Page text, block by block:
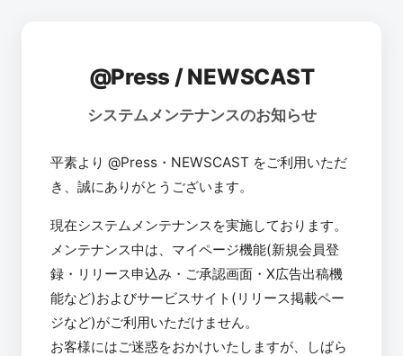
@Press / NEWSCAST
システムメンテナンスのお知らせ
平素より @Press・NEWSCAST をご利用いただ
き、誠にありがとうございます。
現在システムメンテナンスを実施しております。
メンテナンス中は、マイページ機能(新規会員登
録・リリース申込み・ご承認画面・X広告出稿機
能など)およびサービスサイト(リリース掲載ペー
ジなど)がご利用いただけません。
お客様にはご迷惑をおかけいたしますが、しばら